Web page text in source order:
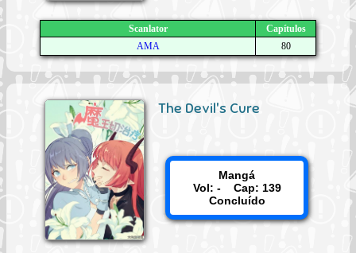
Scanlator
Capítulos
AMA
80
The Devil's Cure
Mangá
Vol: - Cap: 139
Concluído